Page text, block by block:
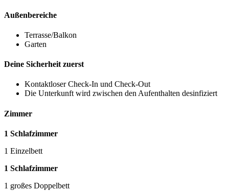
Außenbereiche
Terrasse/Balkon
Garten
Deine Sicherheit zuerst
Kontaktloser Check-In und Check-Out
Die Unterkunft wird zwischen den Aufenthalten desinfiziert
Zimmer
1 Schlafzimmer
1 Einzelbett
1 Schlafzimmer
1 großes Doppelbett